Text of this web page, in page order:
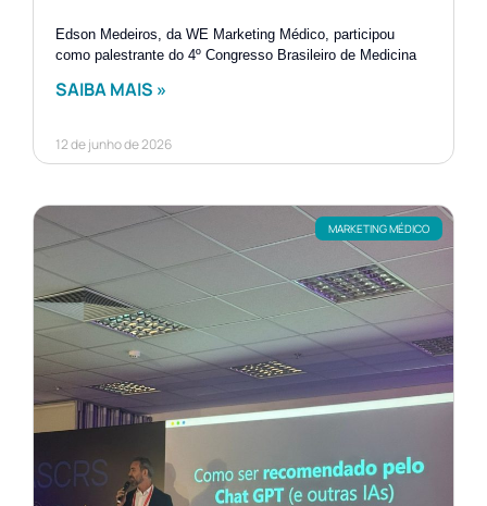
Edson Medeiros, da WE Marketing Médico, participou
como palestrante do 4º Congresso Brasileiro de Medicina
SAIBA MAIS »
12 de junho de 2026
MARKETING MÉDICO